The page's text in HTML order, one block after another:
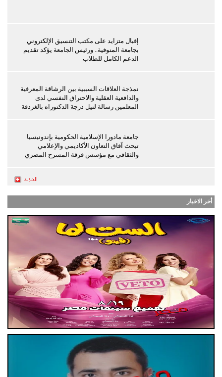
إقبال متزايد على مكتب التنسيق الإلكتروني
بجامعة المنوفية.. ورئيس الجامعة يؤكد تقديم
الدعم الكامل للطلاب
نمذجة العلاقات السببية بين الرشاقة المعرفية
والدافعية العقلية والاحتراق النفسي لدى
المعلمين رسالة لنيل درجة الدكتوراه بالغردقة
جامعة مادورا الإسلامية الحكومية بإندونيسيا
تبحث آفاق التعاون الأكاديمي والإعلامي
والثقافي مع مؤسس فرقة المسرح المصري
أخر الاخبار